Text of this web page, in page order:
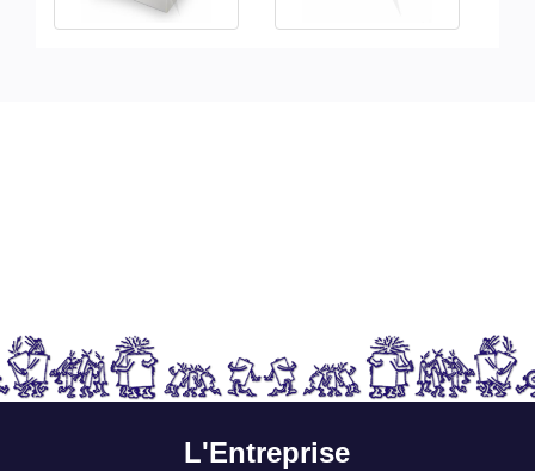
L'Entreprise